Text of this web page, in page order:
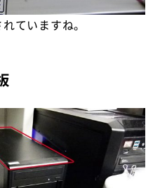
ていますね。